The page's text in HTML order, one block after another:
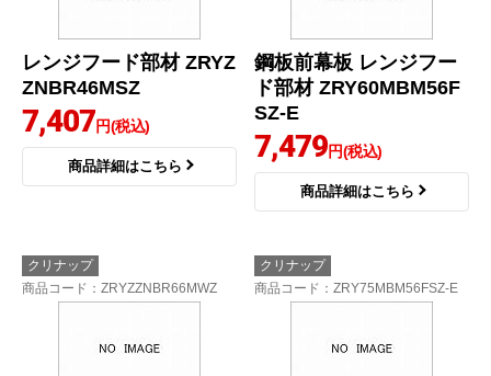
レンジフード部材 ZRYZ
ZNBR46MSZ
7,407円(税込)
商品詳細はこちら
鋼板前幕板 レンジフー
ド部材 ZRY60MBM56F
SZ-E
7,479円(税込)
商品詳細はこちら
クリナップ
商品コード ：ZRYZZNBR66MWZ
クリナップ
商品コード ：ZRY75MBM56FSZ-E